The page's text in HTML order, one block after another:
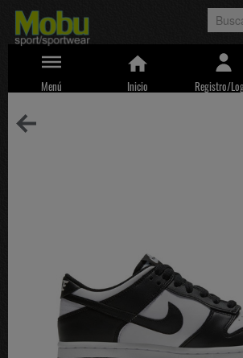
Menú Inicio Registro/